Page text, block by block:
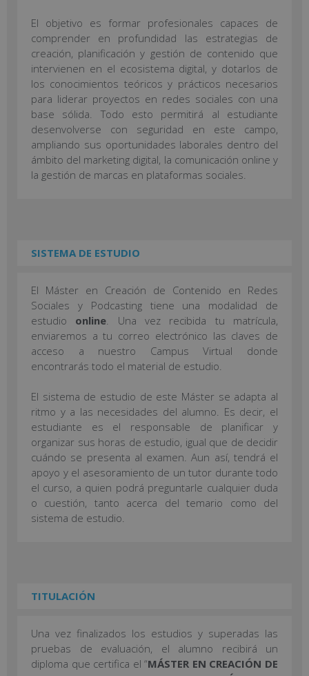
El objetivo es formar profesionales capaces de
comprender en profundidad las estrategias de
creación, planificación y gestión de contenido que
intervienen en el ecosistema digital, y dotarlos de
los conocimientos teóricos y prácticos necesarios
para liderar proyectos en redes sociales con una
base sólida. Todo esto permitirá al estudiante
desenvolverse con seguridad en este campo,
ampliando sus oportunidades laborales dentro del
ámbito del marketing digital, la comunicación online y
la gestión de marcas en plataformas sociales.
SISTEMA DE ESTUDIO
El Máster en Creación de Contenido en Redes
Sociales y Podcasting tiene una modalidad de
estudio online . Una vez recibida tu matrícula,
enviaremos a tu correo electrónico las claves de
acceso a nuestro Campus Virtual donde
encontrarás todo el material de estudio.
El sistema de estudio de este Máster se adapta al
ritmo y a las necesidades del alumno. Es decir, el
estudiante es el responsable de planificar y
organizar sus horas de estudio, igual que de decidir
cuándo se presenta al examen. Aun así, tendrá el
apoyo y el asesoramiento de un tutor durante todo
el curso, a quien podrá preguntarle cualquier duda
o cuestión, tanto acerca del temario como del
sistema de estudio.
TITULACIÓN
Una vez finalizados los estudios y superadas las
pruebas de evaluación, el alumno recibirá un
diploma que certifica el “MÁSTER EN CREACIÓN DE